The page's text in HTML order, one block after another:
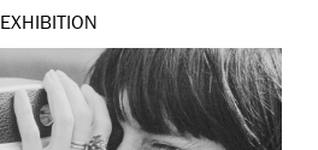
EXHIBITION